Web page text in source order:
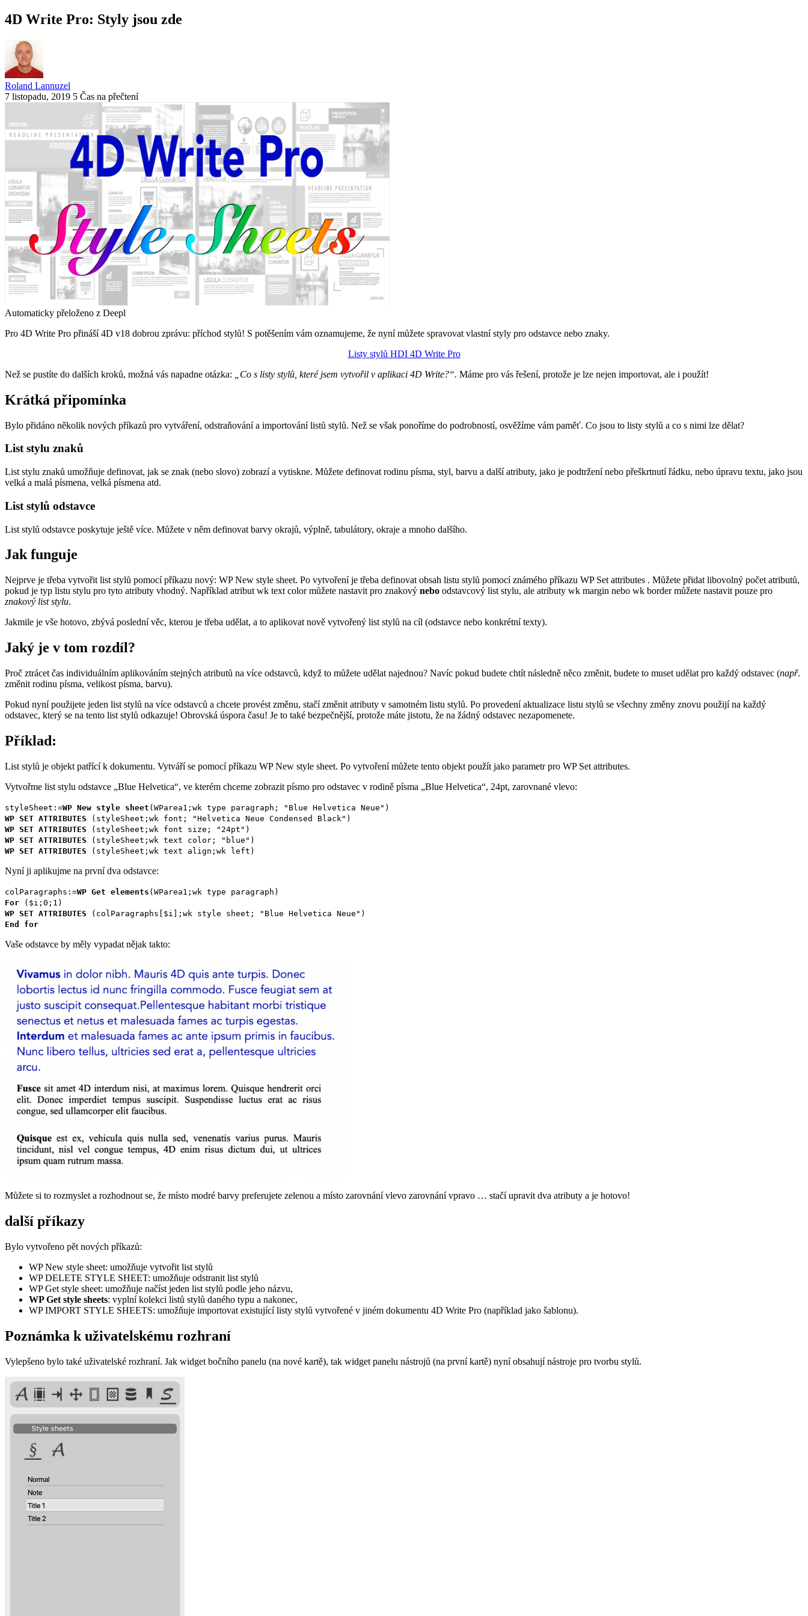
4D Write Pro: Styly jsou zde
Roland Lannuzel
7 listopadu, 2019 5 Čas na přečtení
Automaticky přeloženo z Deepl
Pro 4D Write Pro přináší 4D v18 dobrou zprávu: příchod stylů! S potěšením vám oznamujeme, že nyní můžete spravovat vlastní styly pro odstavce nebo znaky.
Listy stylů HDI 4D Write Pro
Než se pustíte do dalších kroků, možná vás napadne otázka:
„Co s listy stylů, které jsem vytvořil v aplikaci 4D Write?“. Máme pro vás řešení, protože je lze nejen importovat, ale i použít!
Krátká připomínka
Bylo přidáno několik nových příkazů pro vytváření, odstraňování a importování listů stylů. Než se však ponoříme do podrobností, osvěžíme vám paměť. Co jsou to listy stylů a co s nimi lze dělat?
List stylu znaků
List stylu znaků umožňuje definovat, jak se znak (nebo slovo) zobrazí a vytiskne. Můžete definovat rodinu písma, styl, barvu a další atributy, jako je podtržení nebo přeškrtnutí řádku, nebo úpravu textu, jako jsou
velká a malá písmena, velká písmena atd.
List stylů odstavce
List stylů odstavce poskytuje ještě více. Můžete v něm definovat barvy okrajů, výplně, tabulátory, okraje a mnoho dalšího.
Jak funguje
Nejprve je třeba vytvořit list stylů pomocí příkazu nový: WP New style sheet. Po vytvoření je třeba definovat obsah listu stylů pomocí známého příkazu WP Set attributes . Můžete přidat libovolný počet atributů,
pokud je typ listu stylu pro tyto atributy vhodný. Například atribut wk text colormůžete nastavit pro znakový nebo odstavcový list stylu, ale atributy wk margin nebo wk bordermůžete nastavit pouze pro
znakový list stylu.
Jakmile je vše hotovo, zbývá poslední věc, kterou je třeba udělat, a to aplikovat nově vytvořený list stylů na cíl (odstavce nebo konkrétní texty).
Jaký je v tom rozdíl?
Proč ztrácet čas individuálním aplikováním stejných atributů na více odstavců, když to můžete udělat najednou? Navíc pokud budete chtít následně něco změnit, budete to muset udělat pro každý odstavec (např.
změnit rodinu písma, velikost písma, barvu).
Pokud nyní použijete jeden list stylů na více odstavců a chcete provést změnu, stačí změnit atributy v samotném listu stylů. Po provedení aktualizace listu stylů se všechny změny znovu použijí na každý
odstavec, který se na tento list stylů odkazuje! Obrovská úspora času! Je to také bezpečnější, protože máte jistotu, že na žádný odstavec nezapomenete.
Příklad:
List stylů je objekt patřící k dokumentu. Vytváří se pomocí příkazu WP New style sheet. Po vytvoření můžete tento objekt použít jako parametr pro WP Set attributes.
Vytvořme list stylu odstavce „Blue Helvetica“, ve kterém chceme zobrazit písmo pro odstavec v rodině písma „Blue Helvetica“, 24pt, zarovnané vlevo:
styleSheet :=WP New style sheet ( WParea1 ; wk type paragraph ; "Blue Helvetica Neue")
WP SET ATTRIBUTES ( styleSheet ; wk font ; "Helvetica Neue Condensed Black")
WP SET ATTRIBUTES ( styleSheet ; wk font size ; "24pt")
WP SET ATTRIBUTES ( styleSheet ; wk text color ; "blue")
WP SET ATTRIBUTES ( styleSheet ; wk text align ; wk left )
Nyní ji aplikujme na první dva odstavce:
colParagraphs :=WP Get elements ( WParea1 ; wk type paragraph )
For ( $i ;0;1)
WP SET ATTRIBUTES ( colParagraphs[$i] ; wk style sheet ; "Blue Helvetica Neue")
End for
Vaše odstavce by měly vypadat nějak takto:
Můžete si to rozmyslet a rozhodnout se, že místo modré barvy preferujete zelenou a místo zarovnání vlevo zarovnání vpravo … stačí upravit dva atributy a je hotovo!
další příkazy
Bylo vytvořeno pět nových příkazů:
WP New style sheet: umožňuje vytvořit list stylů
WP DELETE STYLE SHEET: umožňuje odstranit list stylů
WP Get style sheet: umožňuje načíst jeden list stylů podle jeho názvu,
WP Get style sheets: vyplní kolekci listů stylů daného typu a nakonec,
WP IMPORT STYLE SHEETS: umožňuje importovat existující listy stylů vytvořené v jiném dokumentu 4D Write Pro (například jako šablonu).
Poznámka k uživatelskému rozhraní
Vylepšeno bylo také uživatelské rozhraní. Jak widget bočního panelu (na nové kartě), tak widget panelu nástrojů (na první kartě) nyní obsahují nástroje pro tvorbu stylů.